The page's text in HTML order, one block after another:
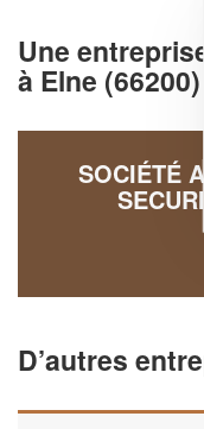
Une
à Elne (66200)
SOCIÉTÉ
D’autres